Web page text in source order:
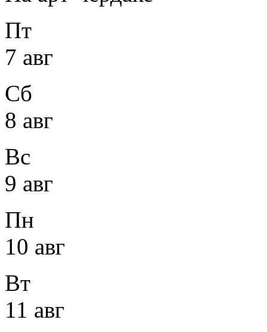
Пт
7 авг
Сб
8 авг
Вс
9 авг
Пн
10 авг
Вт
11 авг